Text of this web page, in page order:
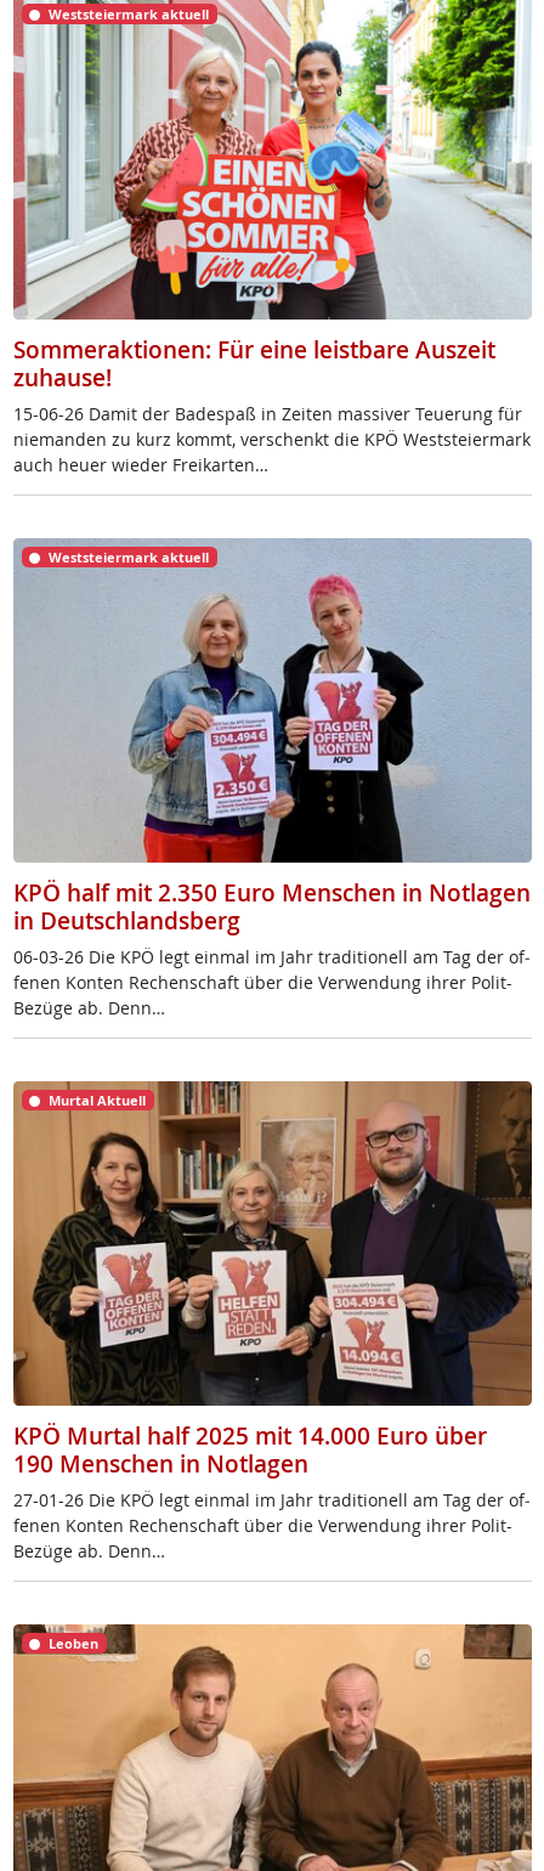
Weststeiermark aktuell
Sommeraktionen: Für eine leistbare Auszeit
zuhause!
15-06-26 Da­mit der Ba­de­spaß in Zei­ten mas­si­ver Teue­rung für
nie­man­den zu kurz kommt, ver­schenkt die KPÖ West­s­tei­er­mark
auch heu­er wie­der Frei­k­ar­ten…
Weststeiermark aktuell
KPÖ half mit 2.350 Euro Menschen in Notlagen
in Deutschlandsberg
06-03-26 Die KPÖ legt ein­mal im Jahr tra­di­tio­nell am Tag der of­
fe­nen Kon­ten Re­chen­schaft über die Ver­wen­dung ih­rer Po­lit-
Be­zü­ge ab. Denn…
Murtal Aktuell
KPÖ Murtal half 2025 mit 14.000 Euro über
190 Menschen in Notlagen
27-01-26 Die KPÖ legt ein­mal im Jahr tra­di­tio­nell am Tag der of­
fe­nen Kon­ten Re­chen­schaft über die Ver­wen­dung ih­rer Po­lit-
Be­zü­ge ab. Denn…
Leoben